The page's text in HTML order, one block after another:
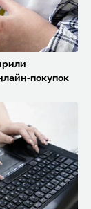
покупок